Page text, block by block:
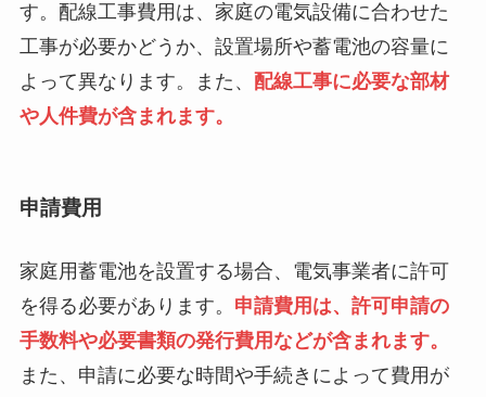
す。配線工事費用は、家庭の電気設備に合わせた
工事が必要かどうか、設置場所や蓄電池の容量に
よって異なります。また、 配線工事に必要な部材
や人件費が含まれます。
申請費用
家庭用蓄電池を設置する場合、電気事業者に許可
を得る必要があります。 申請費用は、許可申請の
手数料や必要書類の発行費用などが含まれます。
また、申請に必要な時間や手続きによって費用が